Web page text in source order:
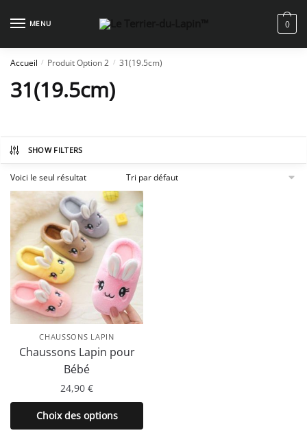
MENU 0
Accueil / Produit Option 2 / 31(19.5cm)
31(19.5cm)
SHOW FILTERS
Voici le seul résultat
CHAUSSONS LAPIN
Chaussons Lapin pour
Bébé
24,90 €
Choix des options
Ce
produit